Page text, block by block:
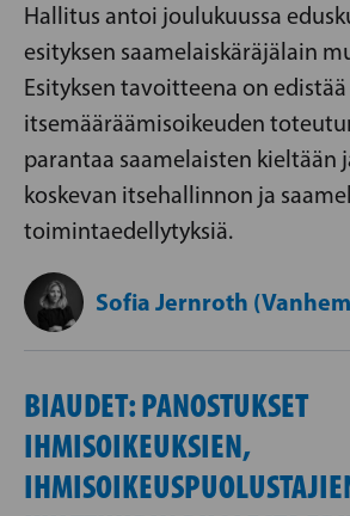
Hallitus antoi joulukuussa
esityksen saamelaiskäräjälain
Esityksen tavoitteena on
itsemääräämisoikeuden
parantaa saamelaisten kieltään
koskevan itsehallinnon ja
toimintaedellytyksiä.
Sofia Jernroth
BIAUDET: PANOSTUKSET
IHMISOIKEUKSIEN,